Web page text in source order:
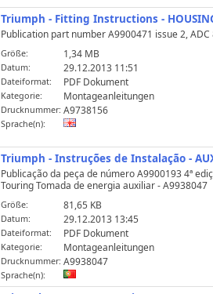
Triumph - Fitting Instructions -
Publication part number A9900471 issue 2,
Größe: 1,34 MB
Datum: 29.12.2013 11:51
Dateiformat: PDF Dokument
Kategorie: Montageanleitungen
Drucknummer: A9738156
Sprache(n):
Triumph - Instruções de Instalação -
Publicação da peça de número A9900193 4ª
Touring Tomada de energia auxiliar - A9938047
Größe: 81,65 KB
Datum: 29.12.2013 13:45
Dateiformat: PDF Dokument
Kategorie: Montageanleitungen
Drucknummer: A9938047
Sprache(n):